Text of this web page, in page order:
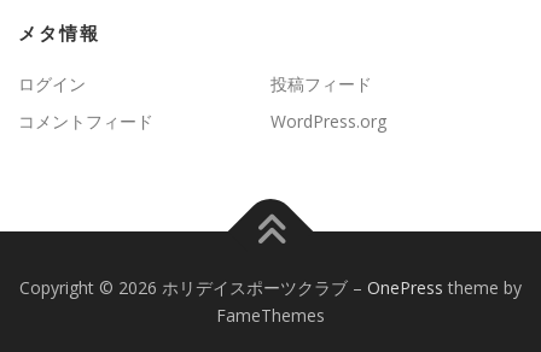
メタ情報
ログイン
投稿フィード
コメントフィード
WordPress.org
Copyright © 2026 ホリデイスポーツクラブ – OnePress theme by
FameThemes